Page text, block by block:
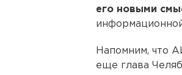
его новыми
Напомним, что
еще глава